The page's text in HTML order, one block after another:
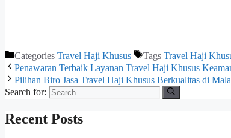
Categories Travel Haji Khusus Tags Travel Haji
Penawaran Terbaik Layanan Travel Haji Khusus
Pilihan Biro Jasa Travel Haji Khusus Berkualitas di
Search for:
Recent Posts